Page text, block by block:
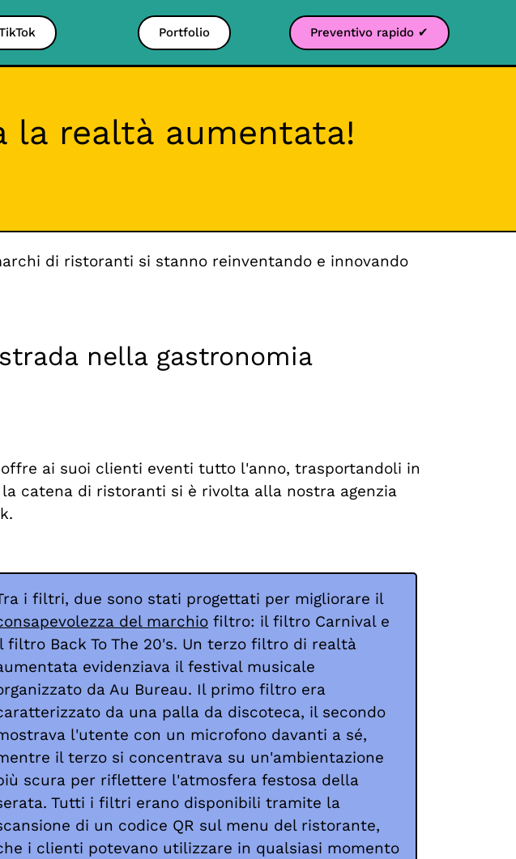
Portfolio Preventivo rapido ✔
la realtà aumentata!
di ristoranti si stanno reinventando e innovando
nella gastronomia
ai suoi clienti eventi tutto l'anno, trasportandoli in
catena di ristoranti si è rivolta alla nostra agenzia
i filtri, due sono stati progettati per migliorare il
del marchio filtro: il filtro Carnival e
filtro Back To The 20's. Un terzo filtro di realtà
evidenziava il festival musicale
da Au Bureau. Il primo filtro era
da una palla da discoteca, il secondo
l'utente con un microfono davanti a sé,
il terzo si concentrava su un'ambientazione
scura per riflettere l'atmosfera festosa della
Tutti i filtri erano disponibili tramite la
di un codice QR sul menu del ristorante,
i clienti potevano utilizzare in qualsiasi momento